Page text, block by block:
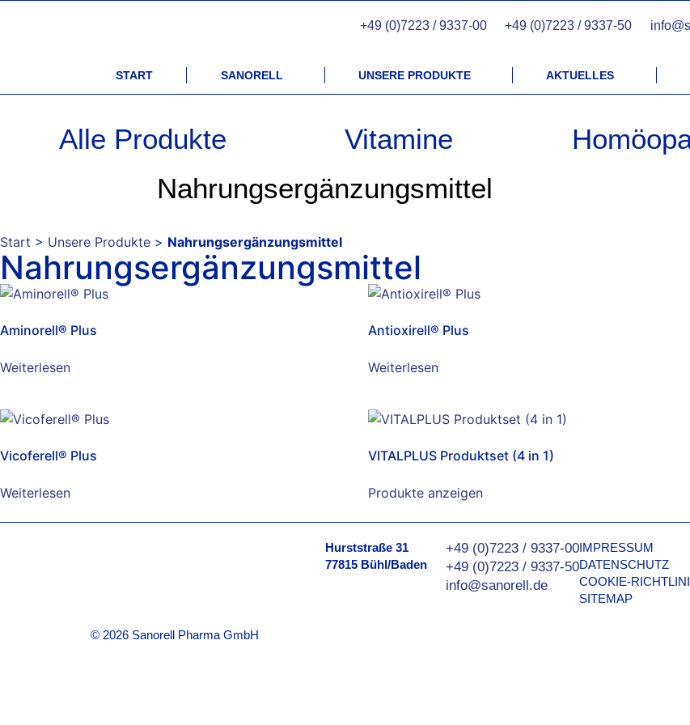
+49 (0)7223 / 9337-00 +49 (0)7223 / 9337-50
START SANORELL UNSERE PRODUKTE AKTUELLES
Alle Produkte Vitamine
Nahrungsergänzungsmittel
Start > Unsere Produkte > Nahrungsergänzungsmittel
Nahrungsergänzungsmittel
Aminorell® Plus
Weiterlesen
Antioxirell® Plus
Weiterlesen
Vicoferell® Plus
Weiterlesen
VITALPLUS Produktset (4 in 1)
Produkte anzeigen
Hurststraße 31
77815 Bühl/Baden
+49 (0)7223 / 9337-00
+49 (0)7223 / 9337-50
info@sanorell.de
IMPRESSUM
DATENSCHUTZ
COOKIE-
SITEMAP
© 2026 Sanorell Pharma GmbH